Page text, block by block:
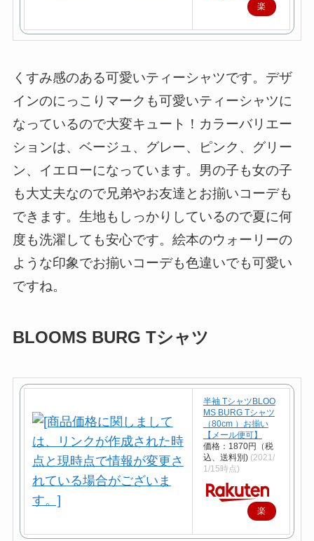
楽
で
くすみ感のある可愛いティーシャツです。デザ
インのにっこりマークも可愛いティーシャツに
なっているので大変キュート！カラーバリエー
ションは、ベージュ、グレー、ピンク、グリー
ン、イエローになっています。男の子も女の子
も大丈夫なので兄弟やお友達とお揃いコーデも
できます。生地もしっかりしているので夏に何
度も洗濯しても安心です。絵本のウォーリーの
ような印象でお揃いコーデも色違いでも可愛い
ですね。
BLOOMS BURG Tシャツ
半袖 TシャツBLOO
MS BURG Tシャツ
（80cm ）お揃い
【メール便可】
価格：1870円（税
込、送料別) (2021/
1/15時点)
楽